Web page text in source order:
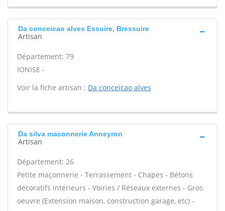
Da conceicao alves Essuire, Bressuire
Artisan
Département: 79
IONISE -
Voir la fiche artisan : Da conceicao alves
Da silva maconnerie Anneyron
Artisan
Département: 26
Petite maçonnerie - Terrassement - Chapes - Bétons
décoratifs intérieurs - Voiries / Réseaux externes - Gros
oeuvre (Extension maison, construction garage, etc) -